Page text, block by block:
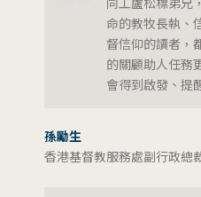
命的教牧長執、
督信仰的讀者，
的關顧助人任務
會得到啟發、提
孫勵生
香港基督教服務處副行政總